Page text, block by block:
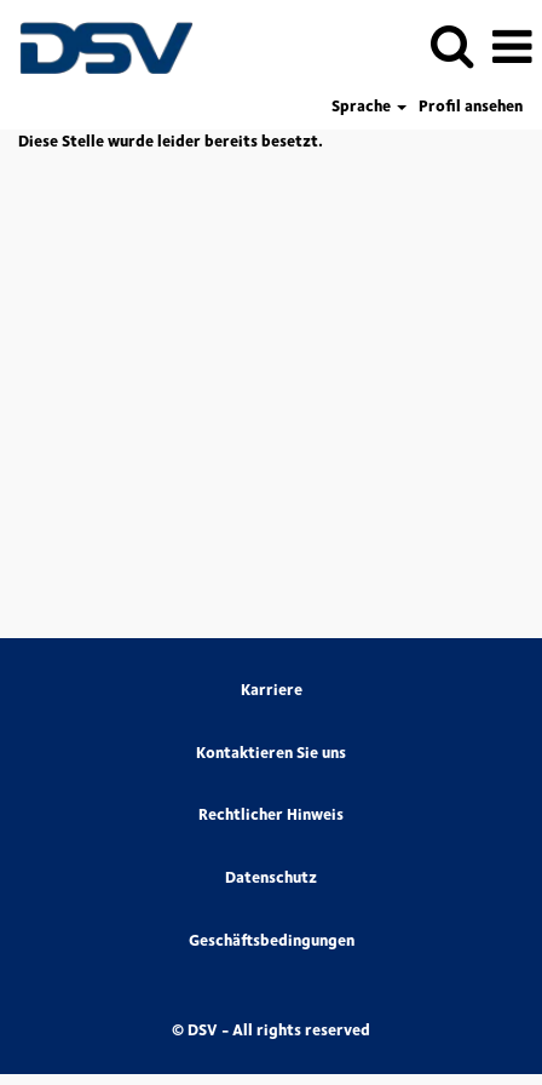
Sprache
Profil ansehen
Diese Stelle wurde leider bereits besetzt.
Karriere
Kontaktieren Sie uns
Rechtlicher Hinweis
Datenschutz
Geschäftsbedingungen
© DSV - All rights reserved